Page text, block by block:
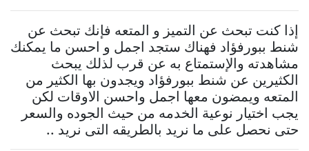
إذا كنت تبحث عن التميز و المتعه فإنك تبحث عن
شنط ببورفؤاد فهناك ستجد اجمل و احسن ما يمكنك
مشاهدته والإستمتاع به عن قرب لذلك يبحث
الكثيرين عن شنط ببورفؤاد ويجدون بها الكثير من
المتعه ويمضون معها اجمل واحسن الاوقات لكن
يجب اختيار نوعية الخدمه من حيث الجوده والسعر
حتى نحصل على ما نريد بالطريقه التى نريد ..